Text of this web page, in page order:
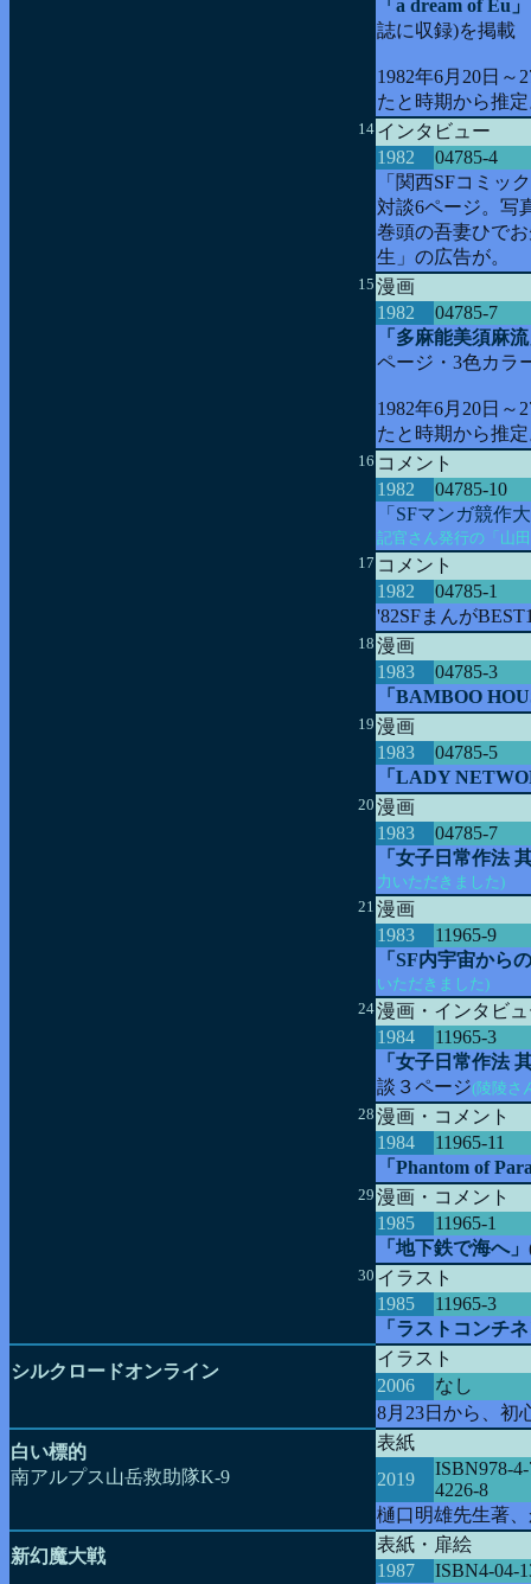
「a dream of Eu
誌に収録)を掲載
1982年6月20日
たと時期から推
14 インタビュー
1982
04785-4
「関西SFコミッ
対談6ページ。写
巻頭の吾妻ひで
生」の広告が。
15 漫画
1982
04785-7
「多麻能美須麻
ページ・3色カラ
1982年6月20日
たと時期から推
16 コメント
1982
04785-10
「SFマンガ競作
記官さん発行の「山
17 コメント
1982
04785-1
'82SFまんが
18 漫画
1983
04785-3
「BAMBOO
19 漫画
1983
04785-5
「LADY
20 漫画
1983
04785-7
「女子日常作法
力いただきました)
21 漫画
1983
11965-9
「SF内宇宙から
いただきました)
24漫画・インタビ
1984
11965-3
「女子日常作法
談３ページ(陵陵さ
28 漫画・コメント
1984
11965-11
「Phantom of
29 漫画・コメント
1985
11965-1
「地下鉄で海へ」
30 イラスト
1985
11965-3
「ラストコンチ
シルクロードオンライン
イラスト
2006
なし
8月23日から、初
白い標的
南アルプス山岳救助隊K-9
表紙
2019
ISBN978-
4226-8
樋口明雄先生著
新幻魔大戦
表紙・扉絵
1987
ISBN4-04-